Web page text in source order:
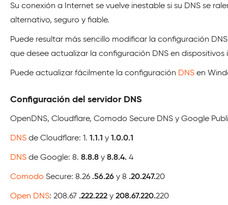
Su conexión a Internet se vuelve inestable si su DNS se
alternativo, seguro y fiable.
Puede resultar más sencillo modificar la configuración
que desee actualizar la configuración DNS en
Puede actualizar fácilmente la configuración DNS en
Configuración del servidor DNS
OpenDNS, Cloudflare, Comodo Secure DNS y Google
DNS de Cloudflare: 1. 1.1.1 y 1.0.0.1
DNS de Google: 8. 8.8.8 y 8.8.4. 4
Comodo Secure: 8.26 .56.26 y 8 .20.247.20
Open DNS: 208.67 .222.222 y 208.67.220.220